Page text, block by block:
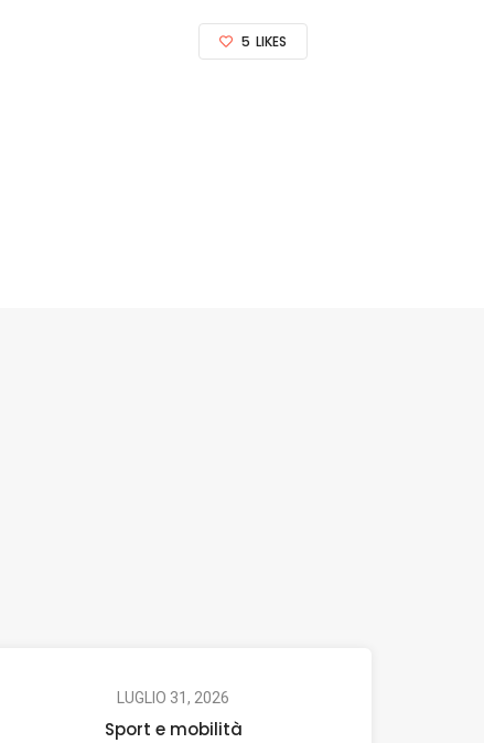
5 LIKES
LUGLIO 31, 2026
Sport e mobilità